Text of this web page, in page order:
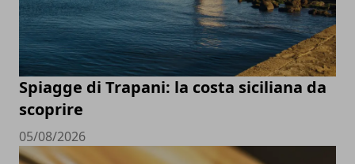
Spiagge di Trapani: la costa siciliana da
scoprire
05/08/2026